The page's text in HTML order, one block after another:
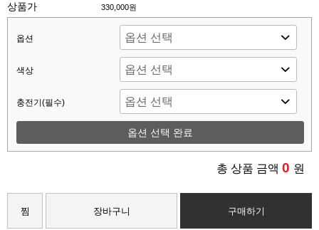
상품가 330,000원
옵션
색상
충전기(필수)
옵션 선택 완료
총 상품 금액 0 원
찜 장바구니 구매하기